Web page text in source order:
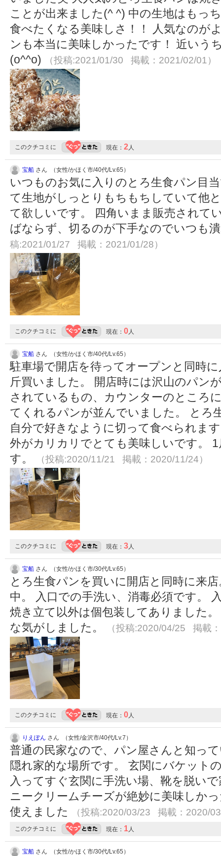
ことが出来ました(^ ^) 中の生地はもっ
食べたくなる美味しさ！！ 人気なのが
ンも本当に美味しかったです！ 近いう
(o^^o)
（投稿:2021/01/30 掲載：2021/02/01）
このクチコミに 現在： 2人
宝船 さん （女性/かほく市/40代/Lv.65）
いつものお気に入りのとろ生食パン目
て生地がしっとりもちもちしていて他
て欲しいです。 四角いまま販売されて
ばならず、切るのが下手なのでいつも
稿:2021/01/27 掲載：2021/01/28）
このクチコミに 現在： 0人
宝船 さん （女性/かほく市/40代/Lv.65）
駐車場で開店を待ってオープンと同時
斤買いました。 開店時には沢山のパン
されているもの、カウンターのところ
てくれるパンが並んでいました。 とろ
自分で好きなように切って食べられま
外がカリカリでとても美味しいです。
す。
（投稿:2020/11/21 掲載：2020/11/24）
このクチコミに 現在： 3人
宝船 さん （女性/かほく市/30代/Lv.65）
とろ生食パンを買いに開店と同時に来
中。 入口での手洗い、消毒必須です。
焼き立て以外は個包装してありました
な気がしました。
（投稿:2020/04/25 掲載
このクチコミに 現在： 0人
りえぽん さん （女性/金沢市/40代/Lv.7）
普通の民家なので、パン屋さんと知っ
隠れ家的な場所です。 玄関にバケット
入ってすぐ玄関に手洗い場、靴を脱い
ニークリームチーズが絶妙に美味しか
使えました
（投稿:2020/03/23 掲載：2020/
このクチコミに 現在： 1人
宝船 さん （女性/かほく市/30代/Lv.65）